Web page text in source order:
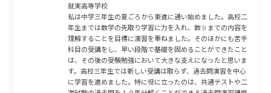
就実高等学校
私は中学三年生の夏ごろから東進に通い始めました。高校二
年生までは数学の先取り学習に力を入れ、数Ⅱまでの内容を
理解することを目標に演習を重ねました。そのほかにも苦手
科目の受講をし、早い段階で基礎を固めることができたこと
は、その後の受験勉強において大きな支えになったと思いま
す。高校三年生では新しい受講は取らず、過去問演習を中心
に学習を進めました。特に役に立ったのは、共通テストや二